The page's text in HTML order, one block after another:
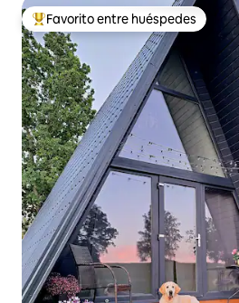
Favorito entre huéspedes preferido
Favorito entre huéspedes